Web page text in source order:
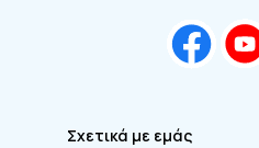
Σχετικά με εμάς